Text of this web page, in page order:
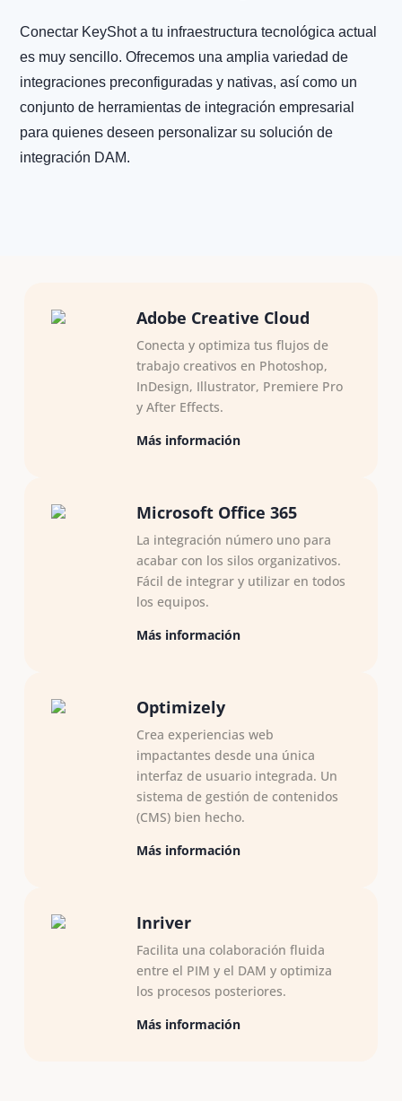
Conectar KeyShot a tu infraestructura tecnológica actual
es muy sencillo. Ofrecemos una amplia variedad de
integraciones preconfiguradas y nativas, así como un
conjunto de herramientas de integración empresarial
para quienes deseen personalizar su solución de
integración DAM.
Adobe Creative Cloud
Conecta y optimiza tus flujos de
trabajo creativos en Photoshop,
InDesign, Illustrator, Premiere Pro
y After Effects.
Más información
Microsoft Office 365
La integración número uno para
acabar con los silos organizativos.
Fácil de integrar y utilizar en todos
los equipos.
Más información
Optimizely
Crea experiencias web
impactantes desde una única
interfaz de usuario integrada. Un
sistema de gestión de contenidos
(CMS) bien hecho.
Más información
Inriver
Facilita una colaboración fluida
entre el PIM y el DAM y optimiza
los procesos posteriores. ​
Más información